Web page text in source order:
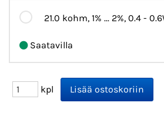
21.0 kohm, 1% ... 2%, 0.4 -
Saatavilla
kpl